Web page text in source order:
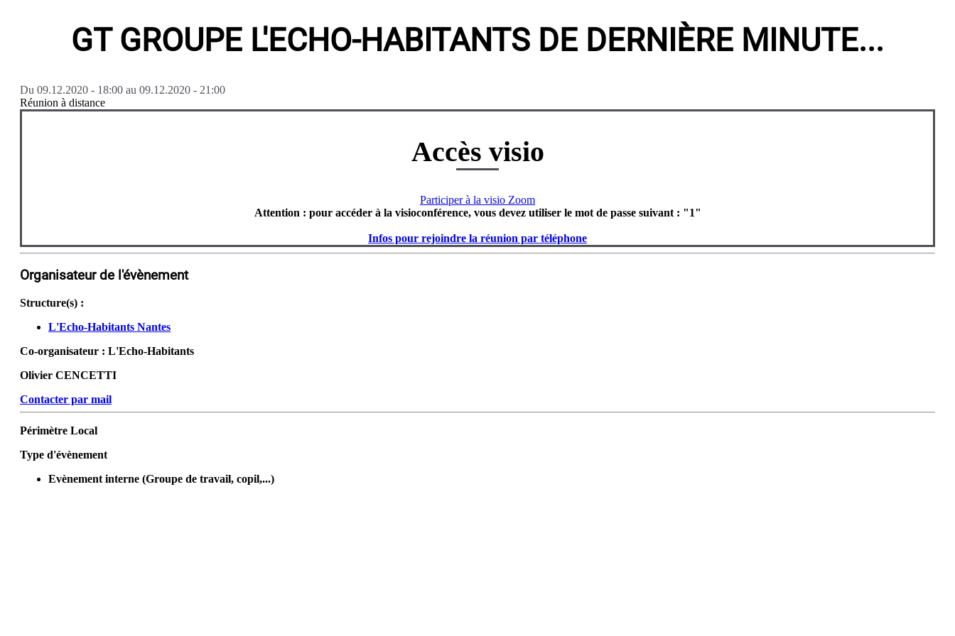
GT GROUPE L'ECHO-HABITANTS DE DERNIÈRE MINUTE...
Du 09.12.2020 - 18:00 au 09.12.2020 - 21:00
Réunion à distance
Accès visio
Participer à la visio Zoom
Attention : pour accéder à la visioconférence, vous devez utiliser le mot de passe suivant : "1"
Infos pour rejoindre la réunion par téléphone
Organisateur de l'évènement
Structure(s) :
L'Echo-Habitants Nantes
Co-organisateur : L'Echo-Habitants
Olivier CENCETTI
Contacter par mail
Périmètre Local
Type d'évènement
Evènement interne (Groupe de travail, copil,...)